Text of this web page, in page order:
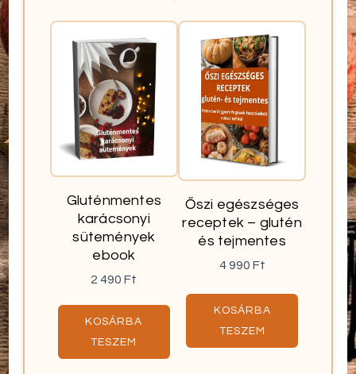
Gluténmentes
karácsonyi
sütemények
ebook
2 490Ft
KOSÁRBA
TESZEM
Őszi egészséges
receptek – glutén
és tejmentes
4 990 Ft
KOSÁRBA
TESZEM